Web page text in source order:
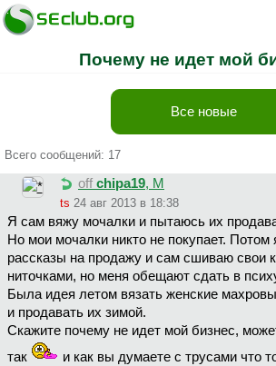
Почему не идет мой
Все новые
Всего сообщений: 17
off chipa19, М
ts 24 авг 2013 в 18:38
Я сам вяжу мочалки и пытаюсь их
Но мои мочалки никто не покупает.
рассказы на продажу и сам сшиваю свои
ниточками, но меня обещают сдать в
Была идея летом вязать женские
и продавать их зимой.
Скажите почему не идет мой бизнес,
так
и как вы думаете с трусами что